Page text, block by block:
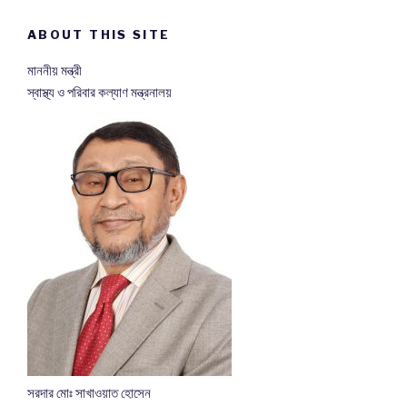
ABOUT THIS SITE
মাননীয় মন্ত্রী
স্বাস্থ্য ও পরিবার কল্যাণ মন্ত্রনালয়
সরদার মোঃ সাখাওয়াত হোসেন